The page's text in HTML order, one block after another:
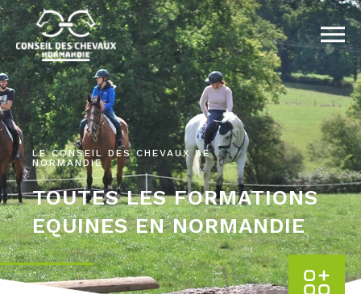
LE CONSEIL DES CHEVAUX DE
NORMANDIE
TOUTES LES FORMATIONS
EQUINES EN NORMANDIE